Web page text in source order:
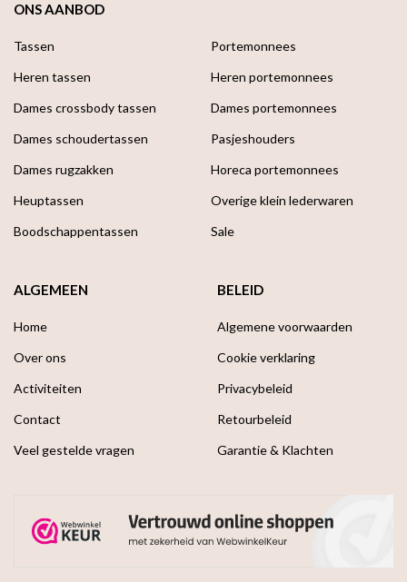
ALGEMEEN
Home
Over ons
Activiteiten
Contact
Veel gestelde vragen
ONS AANBOD
Tassen
Heren tassen
Dames crossbody tassen
Dames schoudertassen
Dames rugzakken
Heuptassen
Boodschappen­tassen
Portemonnees
Heren portemonnees
Dames portemonnees
Pasjeshouders
Horeca portemonnees
Overige klein lederwaren
Sale
BELEID
Algemene voorwaarden
Cookie verklaring
Privacybeleid
Retourbeleid
Garantie & Klachten